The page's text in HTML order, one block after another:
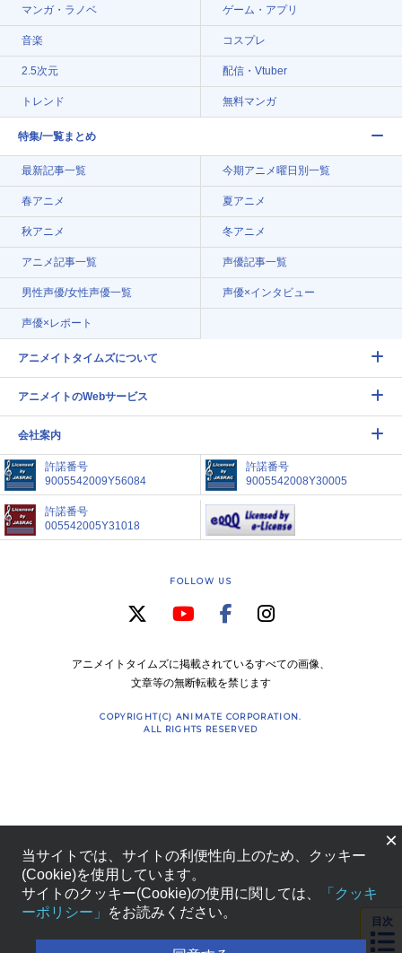
マンガ・ラノベ ゲーム・アプリ
音楽 コスプレ
2.5次元 配信・Vtuber
トレンド 無料マンガ
特集/一覧まとめ
最新記事一覧 今期アニメ曜日別一覧
春アニメ 夏アニメ
秋アニメ 冬アニメ
アニメ記事一覧 声優記事一覧
男性声優/女性声優一覧 声優×インタビュー
声優×レポート
アニメイトタイムズについて
アニメイトのWebサービス
会社案内
許諾番号
9005542009Y56084
許諾番号
9005542008Y30005
許諾番号
005542005Y31018
FOLLOW US
アニメイトタイムズに掲載されているすべての画像、
文章等の無断転載を禁じます
COPYRIGHT(C) ANIMATE CORPORATION.
ALL RIGHTS RESERVED
目次
×
当サイトでは、サイトの利便性向上のため、クッキー
(Cookie)を使用しています。
サイトのクッキー(Cookie)の使用に関しては、
「クッキ
ーポリシー」
をお読みください。